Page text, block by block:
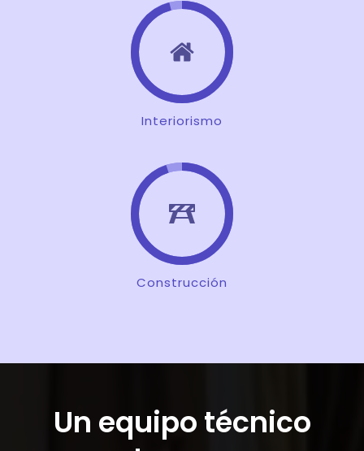
Interiorismo
Construcción
Un equipo técnico